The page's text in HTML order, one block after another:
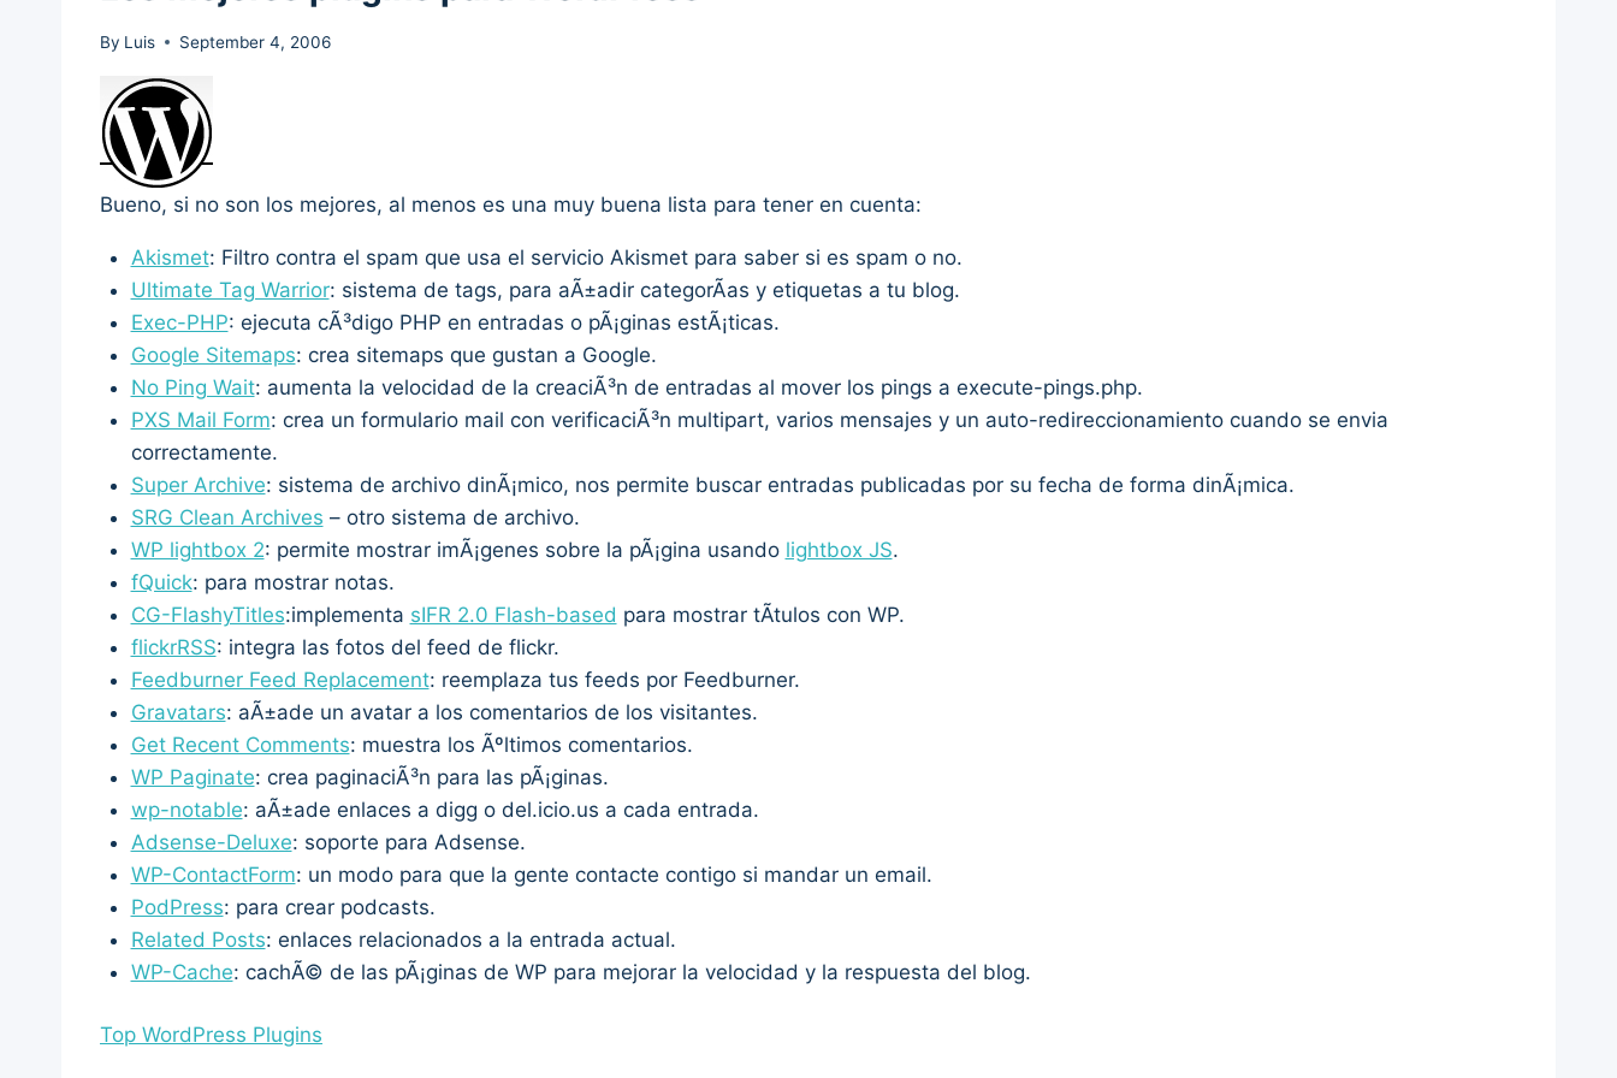
By Luis September 4, 2006
Bueno, si no son los mejores, al menos es una muy buena lista para tener en cuenta:
Akismet: Filtro contra el spam que usa el servicio Akismet para saber si es spam o no.
Ultimate Tag Warrior: sistema de tags, para aÃ±adir categorÃ­as y etiquetas a tu blog.
Exec-PHP: ejecuta cÃ³digo PHP en entradas o pÃ¡ginas estÃ¡ticas.
Google Sitemaps: crea sitemaps que gustan a Google.
No Ping Wait: aumenta la velocidad de la creaciÃ³n de entradas al mover los pings a execute-pings.php.
PXS Mail Form: crea un formulario mail con verificaciÃ³n multipart, varios mensajes y un auto-redireccionamiento cuando se envia
correctamente.
Super Archive: sistema de archivo dinÃ¡mico, nos permite buscar entradas publicadas por su fecha de forma dinÃ¡mica.
SRG Clean Archives – otro sistema de archivo.
WP lightbox 2: permite mostrar imÃ¡genes sobre la pÃ¡gina usando lightbox JS.
fQuick: para mostrar notas.
CG-FlashyTitles:implementa sIFR 2.0 Flash-based para mostrar tÃ­tulos con WP.
flickrRSS: integra las fotos del feed de flickr.
Feedburner Feed Replacement: reemplaza tus feeds por Feedburner.
Gravatars: aÃ±ade un avatar a los comentarios de los visitantes.
Get Recent Comments: muestra los Ãºltimos comentarios.
WP Paginate: crea paginaciÃ³n para las pÃ¡ginas.
wp-notable: aÃ±ade enlaces a digg o del.icio.us a cada entrada.
Adsense-Deluxe: soporte para Adsense.
WP-ContactForm: un modo para que la gente contacte contigo si mandar un email.
PodPress: para crear podcasts.
Related Posts: enlaces relacionados a la entrada actual.
WP-Cache: cachÃ© de las pÃ¡ginas de WP para mejorar la velocidad y la respuesta del blog.
Top WordPress Plugins